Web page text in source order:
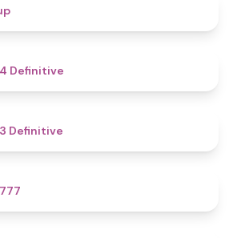
Definitive
Definitive